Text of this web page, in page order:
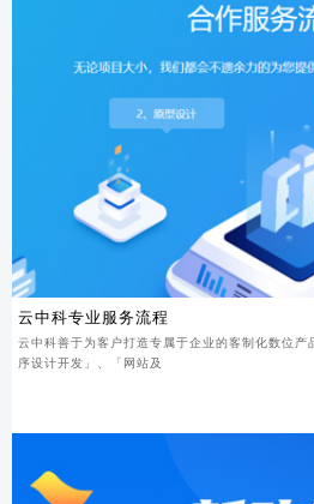
云中科专业服务流程
云中科善于为客户打造专属于企业的客制化数位产
序设计开发」、「网站及